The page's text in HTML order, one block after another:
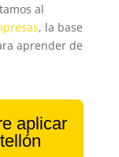
al
, la base
aprender de
aplicar